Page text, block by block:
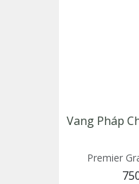
Vang Pháp
Premier